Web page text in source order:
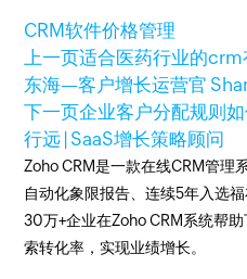
CRM软件价格管理
上一页适合医药行业的crm
东海—客户增长运营官
下一页企业客户分配规则
行远 | SaaS增长策略顾问
Zoho CRM是一款在线CRM管理
自动化象限报告、连续5年入选
30万+企业在Zoho CRM系统帮
索转化率，实现业绩增长。